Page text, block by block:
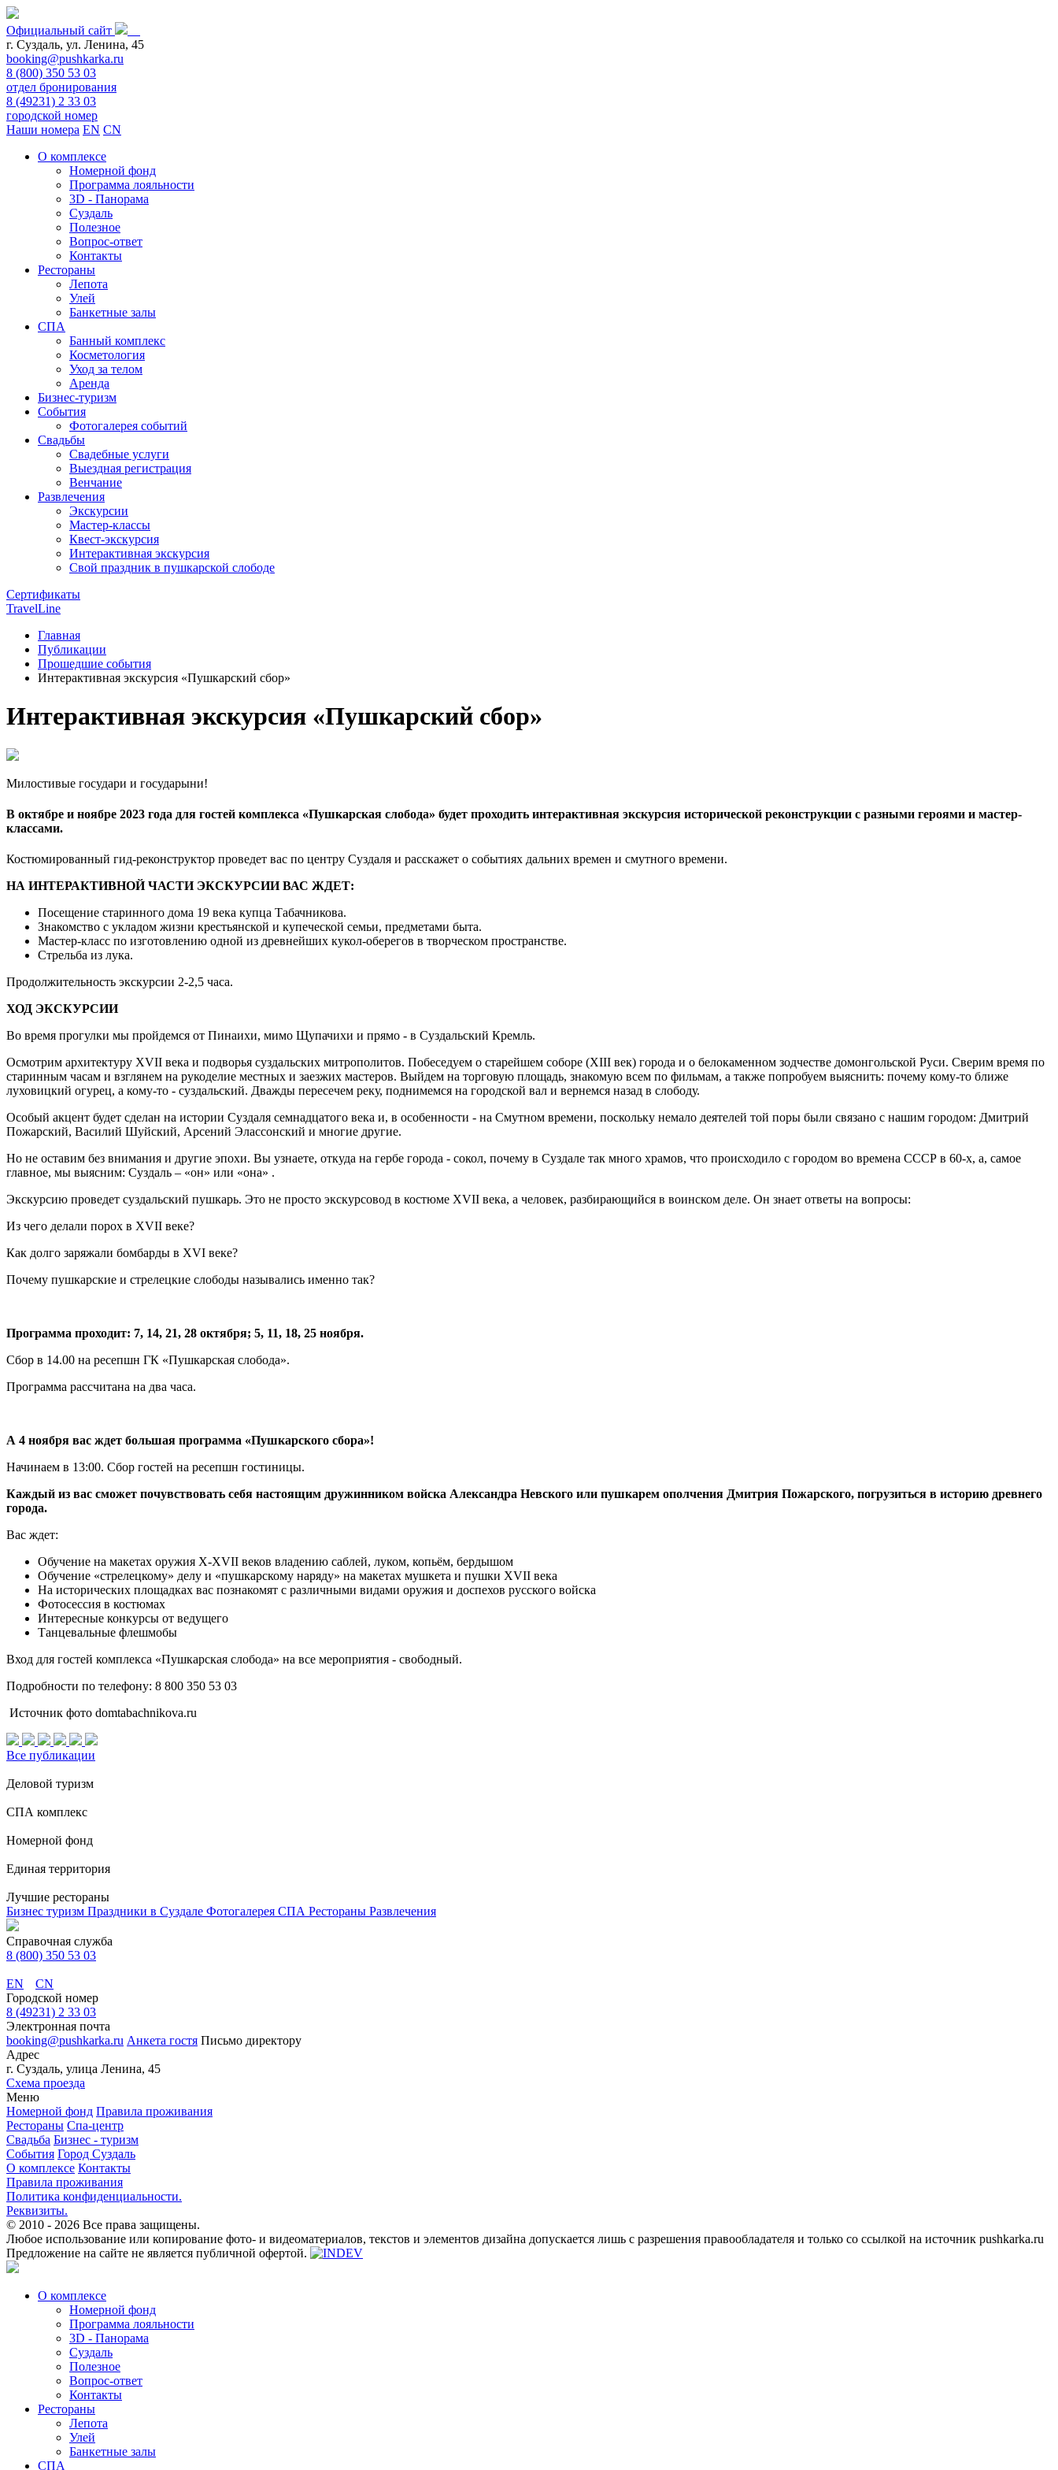
Официальный сайт
г. Суздаль, ул. Ленина, 45
booking@pushkarka.ru
8 (800) 350 53 03
отдел бронирования
8 (49231) 2 33 03
городской номер
Наши номера EN CN
О комплексе
Номерной фонд
Программа лояльности
3D - Панорама
Суздаль
Полезное
Вопрос-ответ
Контакты
Рестораны
Лепота
Улей
Банкетные залы
СПА
Банный комплекс
Косметология
Уход за телом
Аренда
Бизнес-туризм
События
Фотогалерея событий
Свадьбы
Свадебные услуги
Выездная регистрация
Венчание
Развлечения
Экскурсии
Мастер-классы
Квест-экскурсия
Интерактивная экскурсия
Свой праздник в пушкарской слободе
Сертификаты
TravelLine
Главная
Публикации
Прошедшие события
Интерактивная экскурсия «Пушкарский сбор»
Интерактивная экскурсия «Пушкарский сбор»
Милостивые государи и государыни!
В октябре и ноябре 2023 года для гостей комплекса «Пушкарская слобода» будет проходить интерактивная экскурсия исторической реконструкции с разными героями и мастер-
классами.
Костюмированный гид-реконструктор проведет вас по центру Суздаля и расскажет о событиях дальних времен и смутного времени.
НА ИНТЕРАКТИВНОЙ ЧАСТИ ЭКСКУРСИИ ВАС ЖДЕТ:
Посещение старинного дома 19 века купца Табачникова.
Знакомство с укладом жизни крестьянской и купеческой семьи, предметами быта.
Мастер-класс по изготовлению одной из древнейших кукол-оберегов в творческом пространстве.
Стрельба из лука.
Продолжительность экскурсии 2-2,5 часа.
ХОД ЭКСКУРСИИ
Во время прогулки мы пройдемся от Пинаихи, мимо Щупачихи и прямо - в Суздальский Кремль.
Осмотрим архитектуру XVII века и подворья суздальских митрополитов. Побеседуем о старейшем соборе (XIII век) города и о белокаменном зодчестве домонгольской Руси. Сверим время по
старинным часам и взглянем на рукоделие местных и заезжих мастеров. Выйдем на торговую площадь, знакомую всем по фильмам, а также попробуем выяснить: почему кому-то ближе
луховицкий огурец, а кому-то - суздальский. Дважды пересечем реку, поднимемся на городской вал и вернемся назад в слободу.
Особый акцент будет сделан на истории Суздаля семнадцатого века и, в особенности - на Смутном времени, поскольку немало деятелей той поры были связано с нашим городом: Дмитрий
Пожарский, Василий Шуйский, Арсений Элассонский и многие другие.
Но не оставим без внимания и другие эпохи. Вы узнаете, откуда на гербе города - сокол, почему в Суздале так много храмов, что происходило с городом во времена СССР в 60-х, а, самое
главное, мы выясним: Суздаль – «он» или «она» .
Экскурсию проведет суздальский пушкарь. Это не просто экскурсовод в костюме XVII века, а человек, разбирающийся в воинском деле. Он знает ответы на вопросы:
Из чего делали порох в XVII веке?
Как долго заряжали бомбарды в XVI веке?
Почему пушкарские и стрелецкие слободы назывались именно так?
Программа проходит: 7, 14, 21, 28 октября; 5, 11, 18, 25 ноября.
Сбор в 14.00 на ресепшн ГК «Пушкарская слобода».
Программа рассчитана на два часа.
А 4 ноября вас ждет большая программа «Пушкарского сбора»!
Начинаем в 13:00. Сбор гостей на ресепшн гостиницы.
Каждый из вас сможет почувствовать себя настоящим дружинником войска Александра Невского или пушкарем ополчения Дмитрия Пожарского, погрузиться в историю древнего
города.
Вас ждет:
Обучение на макетах оружия X-XVII веков владению саблей, луком, копьём, бердышом
Обучение «стрелецкому» делу и «пушкарскому наряду» на макетах мушкета и пушки XVII века
На исторических площадках вас познакомят с различными видами оружия и доспехов русского войска
Фотосессия в костюмах
Интересные конкурсы от ведущего
Танцевальные флешмобы
Вход для гостей комплекса «Пушкарская слобода» на все мероприятия - свободный.
Подробности по телефону: 8 800 350 53 03
Источник фото domtabachnikova.ru
Все публикации
Деловой туризм
СПА комплекс
Номерной фонд
Единая территория
Лучшие рестораны
Бизнес туризм Праздники в Суздале Фотогалерея СПА Рестораны Развлечения
Справочная служба
8 (800) 350 53 03
EN
CN
Городской номер
8 (49231) 2 33 03
Электронная почта
booking@pushkarka.ru Анкета гостя Письмо директору
Адрес
г. Суздаль, улица Ленина, 45
Схема проезда
Меню
Номерной фонд Правила проживания
Рестораны Спа-центр
Свадьба Бизнес - туризм
События Город Суздаль
О комплексе Контакты
Правила проживания
Политика конфиденциальности.
Реквизиты.
© 2010 - 2026 Все права защищены.
Любое использование или копирование фото- и видеоматериалов, текстов и элементов дизайна допускается лишь с разрешения правообладателя и только со ссылкой на источник pushkarka.ru
Предложение на сайте не является публичной офертой.
О комплексе
Номерной фонд
Программа лояльности
3D - Панорама
Суздаль
Полезное
Вопрос-ответ
Контакты
Рестораны
Лепота
Улей
Банкетные залы
СПА